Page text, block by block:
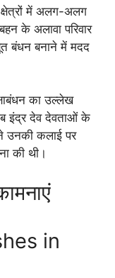
क्षेत्रों में अलग-अलग
के अलावा परिवार
बंधन बनाने में मदद
का उल्लेख
इंद्र देव देवताओं के
उनकी कलाई पर
की थी।
in